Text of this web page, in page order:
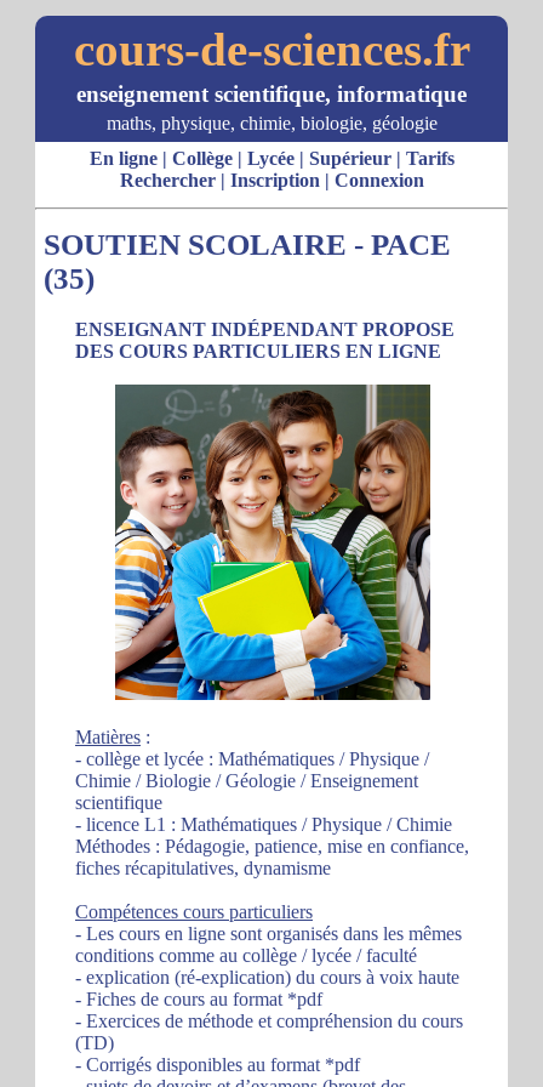
cours-de-sciences.fr
enseignement scientifique, informatique
maths, physique, chimie, biologie, géologie
En ligne| Collège| Lycée| Supérieur| Tarifs
Rechercher| Inscription | Connexion
SOUTIEN SCOLAIRE - PACE
(35)
ENSEIGNANT INDÉPENDANT PROPOSE
DES COURS PARTICULIERS EN LIGNE
Matières :
- collège et lycée : Mathématiques / Physique /
Chimie / Biologie / Géologie / Enseignement
scientifique
- licence L1 : Mathématiques / Physique / Chimie
Méthodes : Pédagogie, patience, mise en confiance,
fiches récapitulatives, dynamisme
Compétences cours particuliers
- Les cours en ligne sont organisés dans les mêmes
conditions comme au collège / lycée / faculté
- explication (ré-explication) du cours à voix haute
- Fiches de cours au format *pdf
- Exercices de méthode et compréhension du cours
(TD)
- Corrigés disponibles au format *pdf